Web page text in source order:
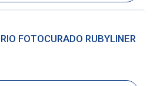
FOTOCURADO RUBYLINER